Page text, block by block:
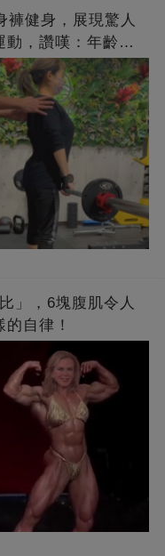
褲健身，展現驚人
，讚嘆：年齡不
」，6塊腹肌令人
自律！